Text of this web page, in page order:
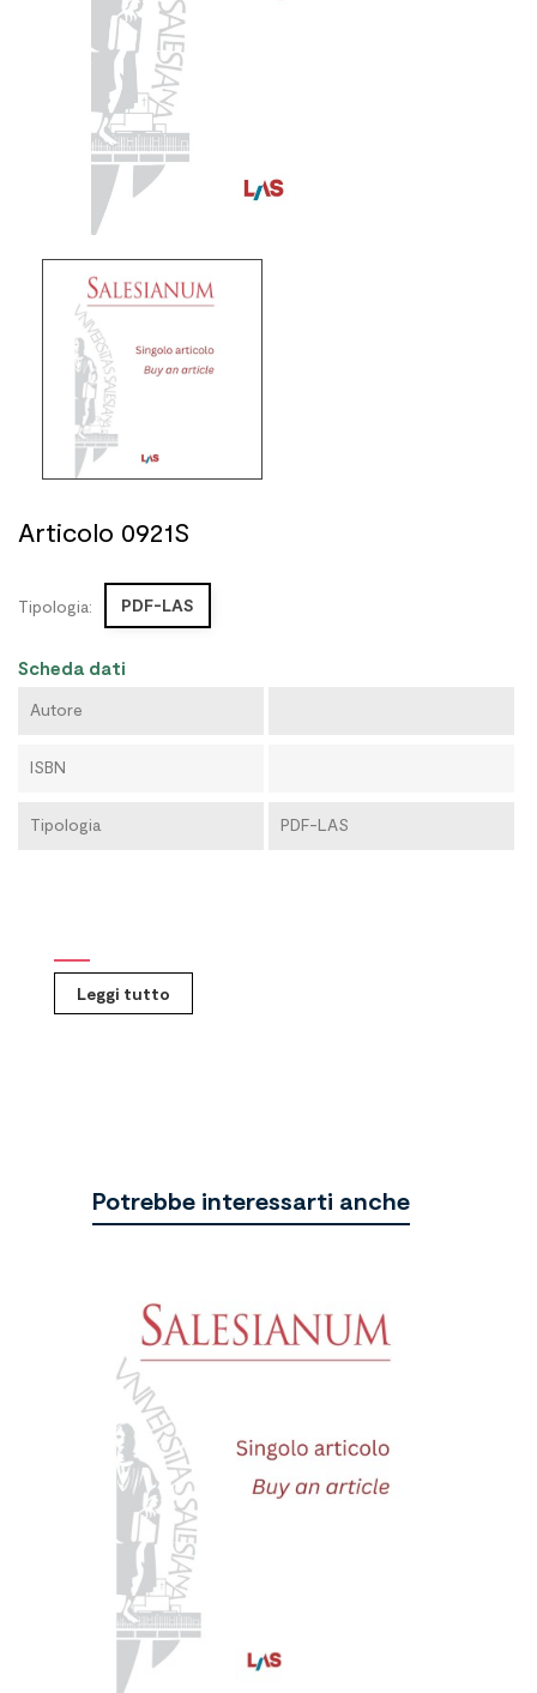
Articolo 0921S
Tipologia: PDF-LAS
Scheda dati
Autore
ISBN
Tipologia PDF-LAS
Leggi tutto
Potrebbe interessarti anche